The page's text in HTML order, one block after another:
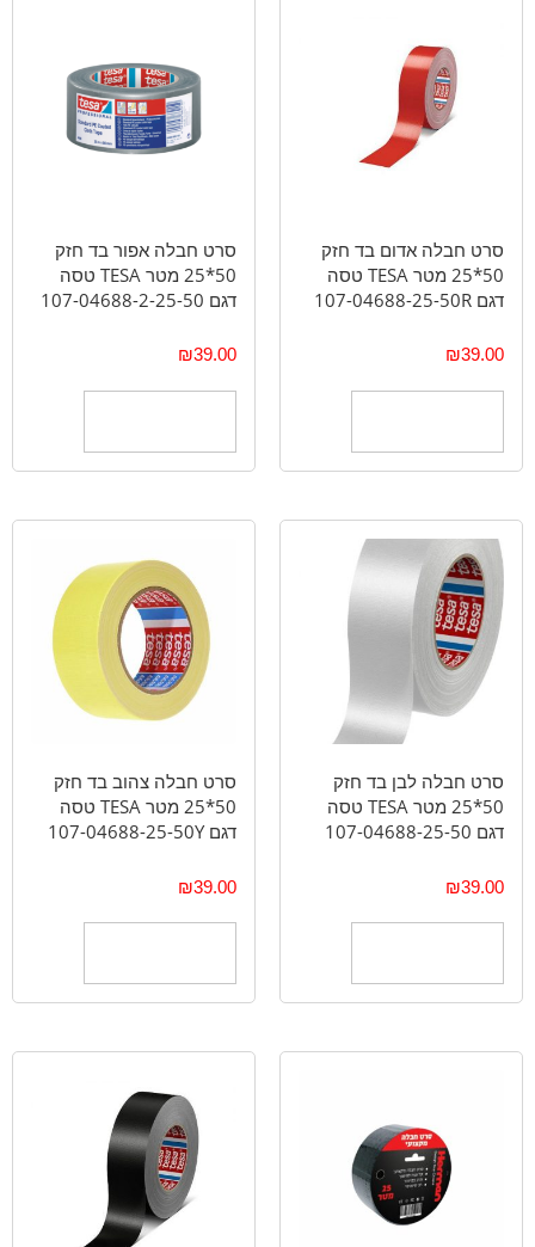
סרט חבלה אדום בד חזק
50*25 מטר TESA טסה
דגם 107-04688-25-50R
₪39.00
סרט חבלה אפור בד חזק
50*25 מטר TESA טסה
דגם 107-04688-2-25-50
₪39.00
סרט חבלה לבן בד חזק
50*25 מטר TESA טסה
דגם 107-04688-25-50
₪39.00
סרט חבלה צהוב בד חזק
50*25 מטר TESA טסה
דגם 107-04688-25-50Y
₪39.00